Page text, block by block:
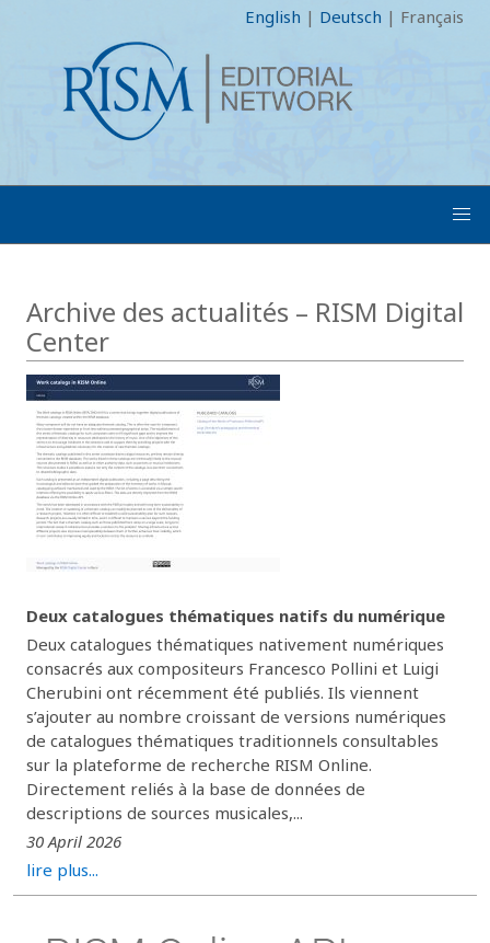
English | Deutsch | Français
Archive des actualités – RISM Digital
Center
Deux catalogues thématiques natifs du numérique
Deux catalogues thématiques nativement numériques
consacrés aux compositeurs Francesco Pollini et Luigi
Cherubini ont récemment été publiés. Ils viennent
s’ajouter au nombre croissant de versions numériques
de catalogues thématiques traditionnels consultables
sur la plateforme de recherche RISM Online.
Directement reliés à la base de données de
descriptions de sources musicales,...
30 April 2026
lire plus...